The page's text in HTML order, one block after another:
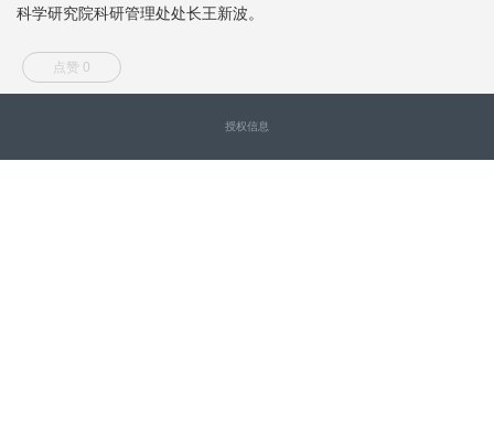
科学研究院科研管理处处长王新波。
点赞 0
授权信息